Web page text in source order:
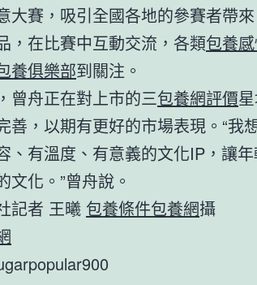
大賽，吸引全國各地的參賽者帶
，在比賽中互動交流，各類包養
養俱樂部到關注。
曾舟正在對上市的三包養網評價
善，以期有更好的市場表現。“我
、有溫度、有意義的文化IP，讓
文化。”曾舟說。
記者 王曦 包養條件包養網攝